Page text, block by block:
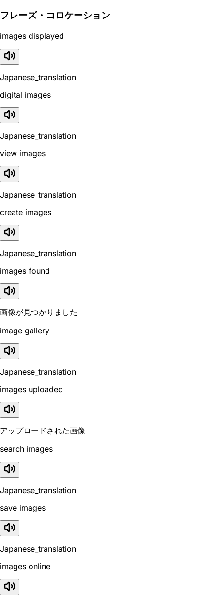
フレーズ・コロケーション
images displayed
Japanese_translation
digital images
Japanese_translation
view images
Japanese_translation
create images
Japanese_translation
images found
画像が見つかりました
image gallery
Japanese_translation
images uploaded
アップロードされた画像
search images
Japanese_translation
save images
Japanese_translation
images online